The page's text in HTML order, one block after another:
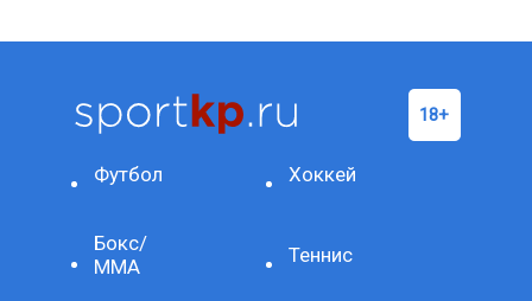
Футбол Хоккей
Бокс/
ММА
Теннис